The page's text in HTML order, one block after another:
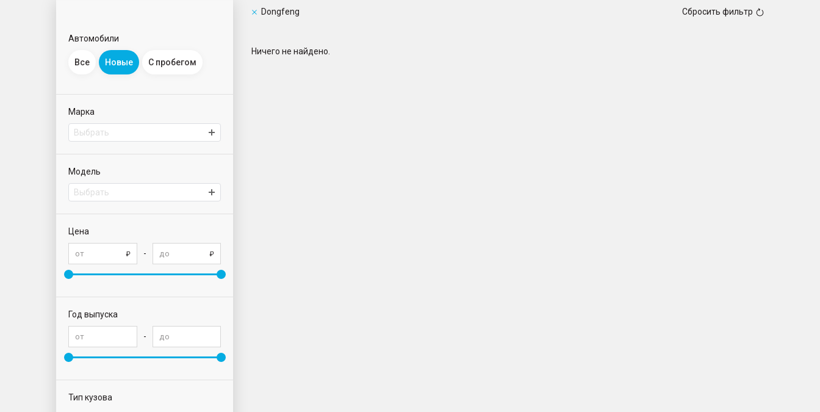
Автомобили
Все Новые С пробегом
Марка
Выбрать
Модель
Выбрать
Цена
-
Год выпуска
-
Тип кузова
Dongfeng Сбросить фильтр
Ничего не найдено.